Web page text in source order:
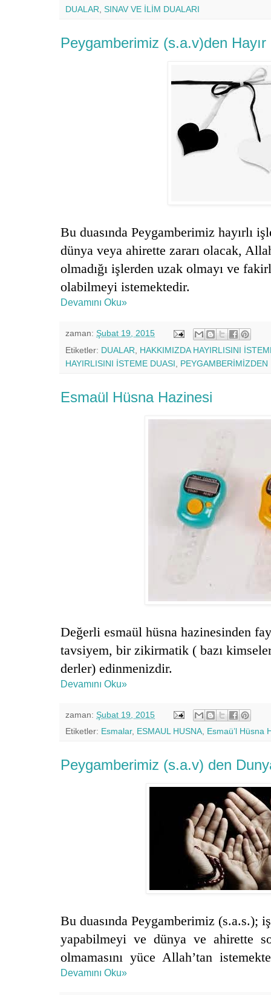
DUALAR SINAV VE İLİM DUALARI
Peygamberimiz (s.a.v)den
Bu duasında Peygamberimiz hayırlı
dünya veya ahirette zararı olacak,
olmadığı işlerden uzak olmayı ve
olabilmeyi istemektedir.
Devamını Oku»
zaman: Şubat 19, 2015
Etiketler: DUALAR
HAKKIMIZDA HAYIRLISINI
HAYIRLISINI İSTEME DUASI
PEYGAMBERİMİZDEN
Esmaül Hüsna Hazinesi
Değerli esmaül hüsna hazinesinden
tavsiyem, bir zikirmatik ( bazı
derler) edinmenizdir.
Devamını Oku»
zaman: Şubat 19, 2015
Etiketler: Esmalar, ESMAUL HUSNA Esmaü’l Hüsna
Peygamberimiz (s.a.v) den
Bu duasında Peygamberimiz
yapabilmeyi ve dünya ve ahirette
olmamasını yüce Allah’tan
Devamını Oku»